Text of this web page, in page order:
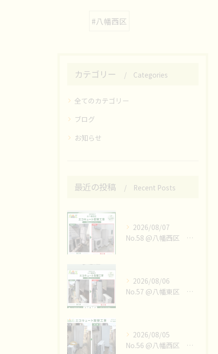
#八幡西区
カテゴリー Categories
全てのカテゴリー
ブログ
お知らせ
最近の投稿 Recent Posts
2026/08/07
No.58 @八幡西区 エコキュート取替工事👷‍♀️
2026/08/06
No.57 @八幡東区 エコキュート取替工事👷‍♀️
2026/08/05
No.56 @八幡西区 エコキュート取替工事👷‍♀️